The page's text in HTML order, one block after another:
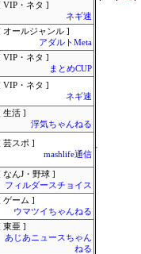
VIP・ネタ ]
ネギ速
オールジャンル ]
アダルトMeta
VIP・ネタ ]
まとめCUP
VIP・ネタ ]
ネギ速
生活 ]
浮気ちゃんねる
芸スポ ]
mashlife通信
なんJ・野球 ]
フィルダースチョイス
ゲーム ]
ウマツイちゃんねる
東亜 ]
あじあニュースちゃん
ねる